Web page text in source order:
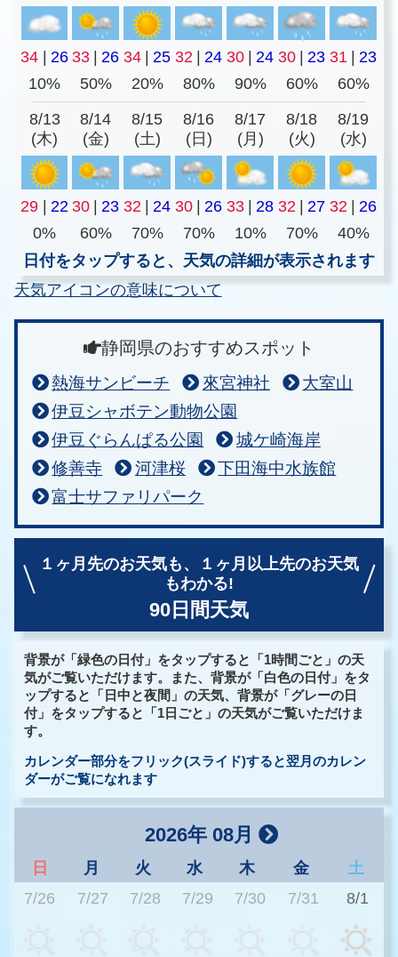
34 26 33 26 34 25 32 24 30 24 30 23 31
23
10%
50% 20% 80% 90% 60% 60%
8/13
(木)
8/14
(金)
8/15
(土)
8/16
(日)
8/17
(月)
8/18
(火)
8/19
(水)
29 22 30 23 32 24 30 26 33 28 32 27 32
26
0%
60% 70% 70% 10% 70%
40%
日付をタップすると、天気の詳細が表示されます
天気アイコンの意味について
静岡県のおすすめスポット
熱海サンビーチ 來宮神社
大室山
伊豆シャボテン動物公園
伊豆ぐらんぱる公園
城ケ崎海岸
修善寺
河津桜
下田海中水族館
富士サファリパーク
１ヶ月先のお天気も、
１ヶ月以上先のお天気
もわかる!
90日間天気
背景が「緑色の日付」をタップすると「1時間ごと」の天
気がご覧いただけます。また、背景が「白色の日付」をタ
ップすると「日中と夜間」の天気、背景が「グレーの日
付」をタップすると「1日ごと」の天気がご覧いただけま
す。
カレンダー部分をフリック(スライド)すると翌月のカレン
ダーがご覧になれます
2026年 08月
日 月 火 水 木 金
土
7/26
7/27 7/28 7/29 7/30 7/31 8/1